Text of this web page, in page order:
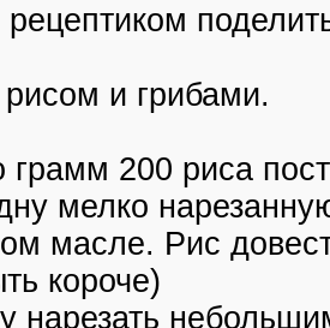
и грибами.
200 риса
мелко
масле. Рис
короче)
нарезать